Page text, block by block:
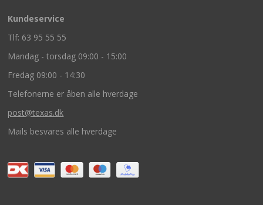
Kundeservice
Tlf: 63 95 55 55
Mandag - torsdag 09:00 - 15:00
Fredag 09:00 - 14:30
Telefonerne er åben alle hverdage
post@texas.dk
Mails besvares alle hverdage